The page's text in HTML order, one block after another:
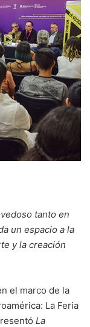
tanto en
un espacio a la
y la creación
el marco de la
La Feria
La